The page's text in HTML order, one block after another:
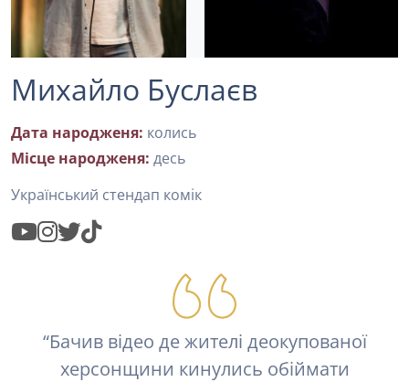
Михайло Буслаєв
Дата народженя: колись
Місце народженя: десь
Український стендап комік
“Бачив відео де жителі деoкупованої
херсонщини кинулись обіймати